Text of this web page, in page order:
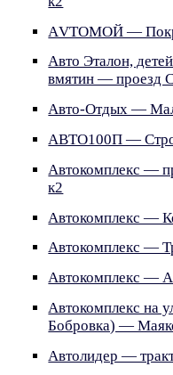
АVТОМОЙ —
Авто Эталон,
вмятин — проезд
Авто-Отдых —
АВТО100П —
Автокомплекс —
к2
Автокомплекс —
Автокомплекс —
Автокомплекс —
Автокомплекс на
Бобровка) —
Автолидер —